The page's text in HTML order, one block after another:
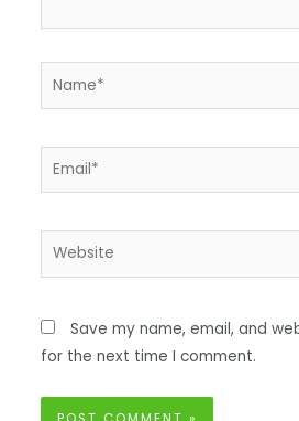
Save my name, email, and
for the next time I comment.